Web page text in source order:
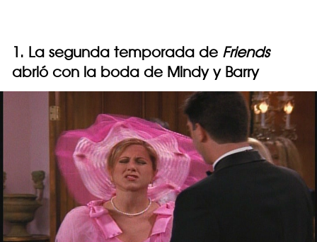
1. La segunda temporada de Friends
abrió con la boda de Mindy y Barry